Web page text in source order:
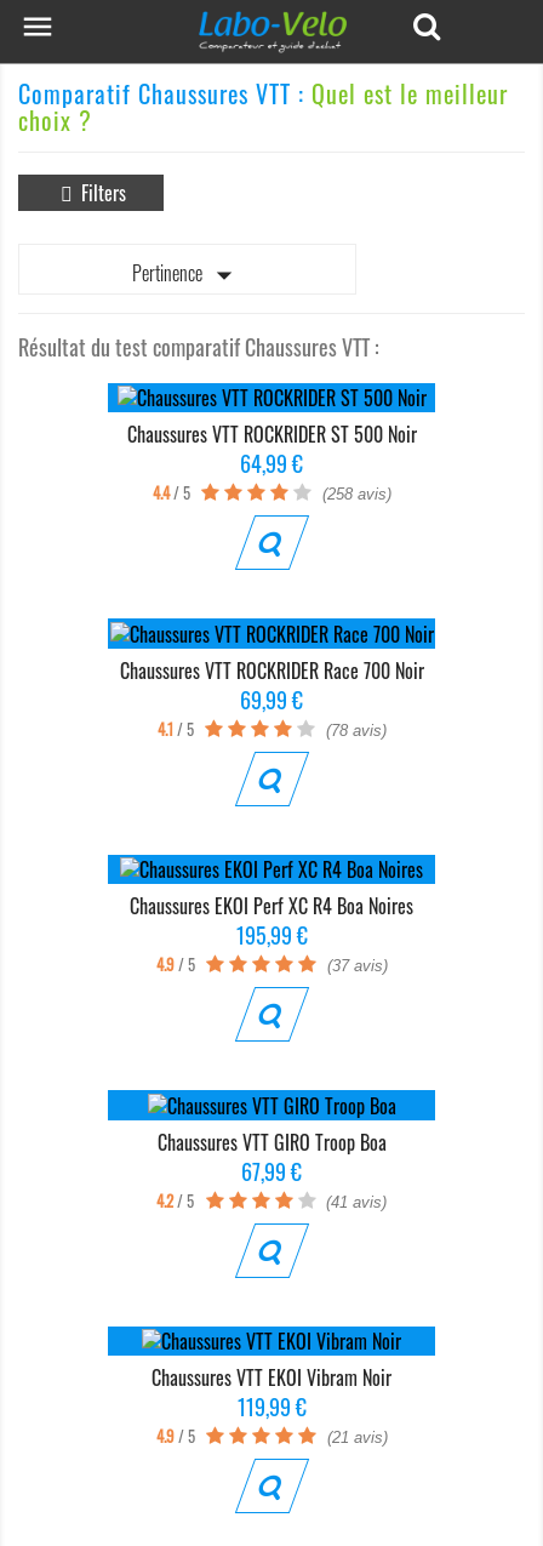

Comparatif Chaussures VTT : Quel est le meilleur
choix ?
Filters
Pertinence 
Résultat du test comparatif Chaussures VTT :
Chaussures VTT ROCKRIDER ST 500 Noir
Prix
64,99 €
4.4/ 5 (258 avis)
Chaussures VTT ROCKRIDER Race 700 Noir
Prix
69,99 €
4.1/ 5 (78 avis)
Chaussures EKOI Perf XC R4 Boa Noires
Prix
195,99 €
4.9/ 5 (37 avis)
Chaussures VTT GIRO Troop Boa
Prix
67,99 €
4.2/ 5 (41 avis)
Chaussures VTT EKOI Vibram Noir
Prix
119,99 €
4.9/ 5 (21 avis)